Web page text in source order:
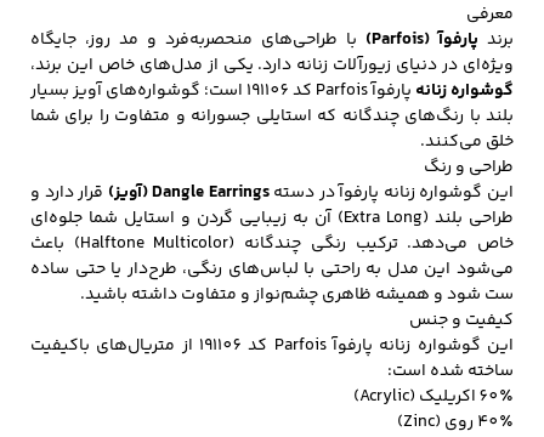
کفش مردانه شال و کلاه مردانه چتر مردانه
لباس زیر و راحتی
مردانه
لباس زیر مردانه لباس راحتی مردانه
معرفی
برند پارفوآ (Parfois)
با طراحی‌های منحصربه‌فرد و مد روز، جایگاه
ویژه‌ای در دنیای زیورآلات زنانه دارد. یکی از مدل‌های خاص این برند،
گوشواره زنانه
پارفوآ Parfois کد 191106 است؛ گوشواره‌های آویز بسیار
بلند با رنگ‌های چندگانه که استایلی جسورانه و متفاوت را برای شما
خلق می‌کنند.
طراحی و رنگ
این گوشواره زنانه پارفوآ در دستهDangle Earrings (آویز)
قرار دارد و
طراحی بلند (Extra Long) آن به زیبایی گردن و استایل شما جلوه‌ای
خاص می‌دهد. ترکیب رنگی چندگانه (Halftone Multicolor) باعث
می‌شود این مدل به راحتی با لباس‌های رنگی، طرح‌دار یا حتی ساده
ست شود و همیشه ظاهری چشم‌نواز و متفاوت داشته باشید.
کیفیت و جنس
این گوشواره زنانه پارفوآ Parfois کد 191106 از متریال‌های باکیفیت
ساخته شده است:
60٪ اکریلیک (Acrylic)
40٪ روی (Zinc)